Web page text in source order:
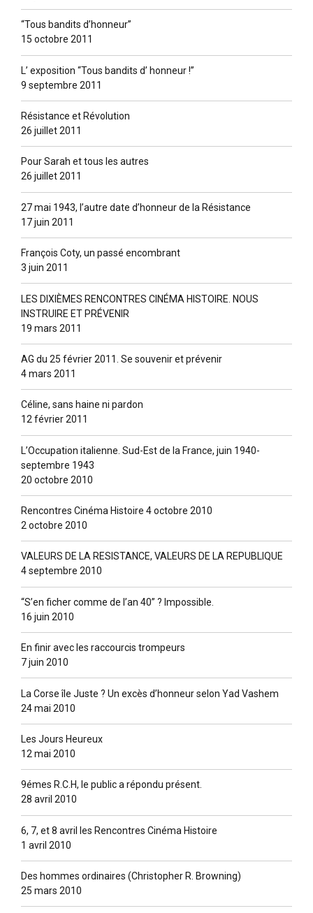
“Tous bandits d’honneur”
15 octobre 2011
L’ exposition “Tous bandits d’ honneur !”
9 septembre 2011
Résistance et Révolution
26 juillet 2011
Pour Sarah et tous les autres
26 juillet 2011
27 mai 1943, l’autre date d’honneur de la Résistance
17 juin 2011
François Coty, un passé encombrant
3 juin 2011
LES DIXIÈMES RENCONTRES CINÉMA HISTOIRE. NOUS
INSTRUIRE ET PRÉVENIR
19 mars 2011
AG du 25 février 2011. Se souvenir et prévenir
4 mars 2011
Céline, sans haine ni pardon
12 février 2011
L’Occupation italienne. Sud-Est de la France, juin 1940-
septembre 1943
20 octobre 2010
Rencontres Cinéma Histoire 4 octobre 2010
2 octobre 2010
VALEURS DE LA RESISTANCE, VALEURS DE LA REPUBLIQUE
4 septembre 2010
“S’en ficher comme de l’an 40” ? lmpossible.
16 juin 2010
En finir avec les raccourcis trompeurs
7 juin 2010
La Corse île Juste ? Un excès d’honneur selon Yad Vashem
24 mai 2010
Les Jours Heureux
12 mai 2010
9émes R.C.H, le public a répondu présent.
28 avril 2010
6, 7, et 8 avril les Rencontres Cinéma Histoire
1 avril 2010
Des hommes ordinaires (Christopher R. Browning)
25 mars 2010